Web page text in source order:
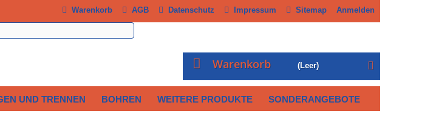
Anmelden
Sitemap
Impressum
Datenschutz
AGB
Warenkorb
Warenkorb (Leer)
UND TRENNEN BOHREN WEITERE PRODUKTE SONDERANGEBOTE